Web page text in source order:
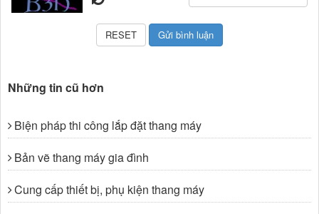
Những tin cũ hơn
Biện pháp thi công lắp đặt thang máy
Bản vẽ thang máy gia đình
Cung cấp thiết bị, phụ kiện thang máy